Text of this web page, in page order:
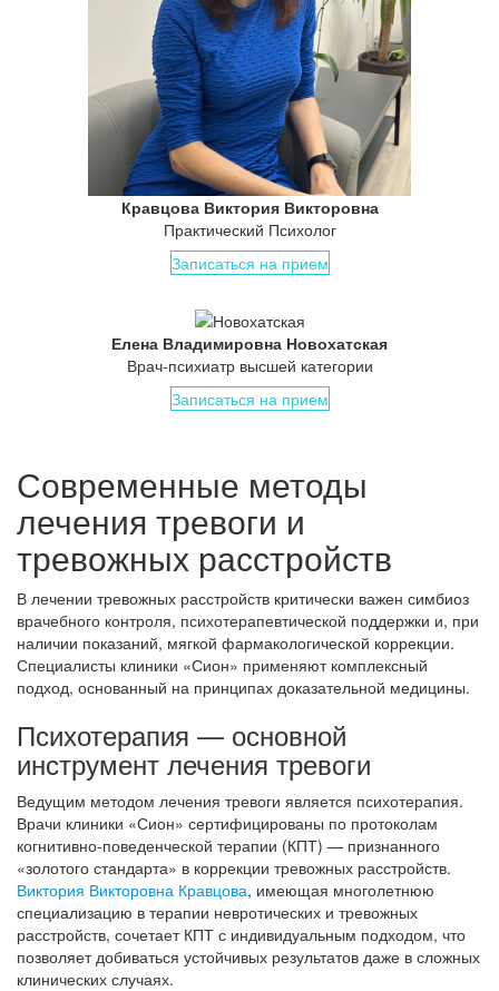
Кравцова Виктория Викторовна
Практический Психолог
Записаться на прием
Елена Владимировна Новохатская
Врач-психиатр высшей категории
Записаться на прием
Современные методы
лечения тревоги и
тревожных расстройств
В лечении тревожных расстройств критически важен симбиоз
врачебного контроля, психотерапевтической поддержки и, при
наличии показаний, мягкой фармакологической коррекции.
Специалисты клиники «Сион» применяют комплексный
подход, основанный на принципах доказательной медицины.
Психотерапия — основной
инструмент лечения тревоги
Ведущим методом лечения тревоги является психотерапия.
Врачи клиники «Сион» сертифицированы по протоколам
когнитивно-поведенческой терапии (КПТ) — признанного
«золотого стандарта» в коррекции тревожных расстройств.
Виктория Викторовна Кравцова, имеющая многолетнюю
специализацию в терапии невротических и тревожных
расстройств, сочетает КПТ с индивидуальным подходом, что
позволяет добиваться устойчивых результатов даже в сложных
клинических случаях.